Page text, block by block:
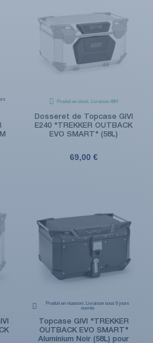
Produit en stock. Livraison 48H
Dosseret de Topcase GIVI
E240 "TREKKER OUTBACK
EVO SMART" (58L)
69,00 €
Produit en réassort. Livraison sous 6 jours
ouvrés
Topcase GIVI "TREKKER
OUTBACK EVO SMART"
Aluminium Noir (58L) pour